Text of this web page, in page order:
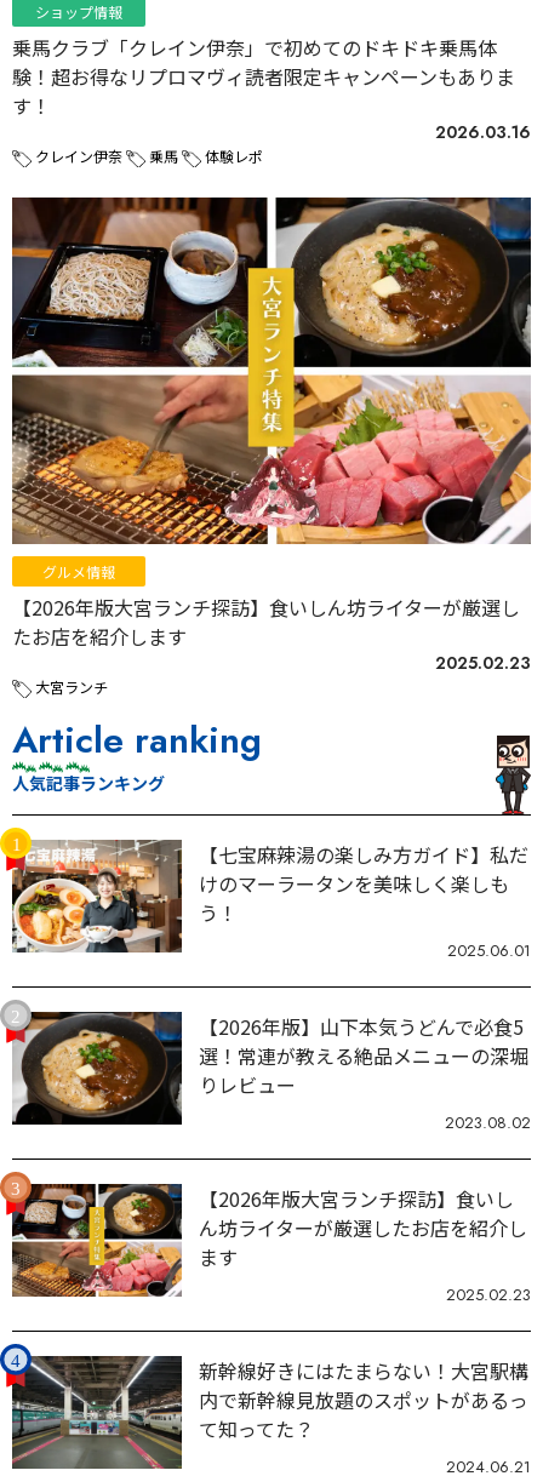
ショップ情報
乗馬クラブ「クレイン伊奈」で初めてのドキドキ乗馬体
験！超お得なリプロマヴィ読者限定キャンペーンもありま
す！
2026.03.16
クレイン伊奈 乗馬 体験レポ
グルメ情報
【2026年版大宮ランチ探訪】食いしん坊ライターが厳選し
たお店を紹介します
2025.02.23
大宮ランチ
Article ranking
人気記事ランキング
【七宝麻辣湯の楽しみ方ガイド】私だ
けのマーラータンを美味しく楽しも
う！
2025.06.01
【2026年版】山下本気うどんで必食5
選！常連が教える絶品メニューの深堀
りレビュー
2023.08.02
【2026年版大宮ランチ探訪】食いし
ん坊ライターが厳選したお店を紹介し
ます
2025.02.23
新幹線好きにはたまらない！大宮駅構
内で新幹線見放題のスポットがあるっ
て知ってた？
2024.06.21